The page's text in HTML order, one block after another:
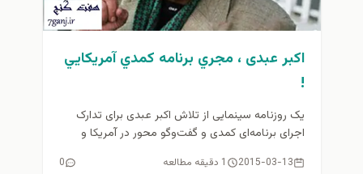
اکبر عبدی ، مجري برنامه كمدي آمريكايي
!
یک روزنامه سینمایی از تلاش اکبر عبدی برای تدارک
اجرای برنامه‌ای کمدی و گفت‌وگو محور در آمریکا و
2015-03-13 1 دقیقه مطالعه 0